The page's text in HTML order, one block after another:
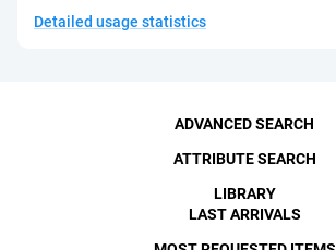
Detailed usage statistics
ADVANCED SEARCH
ATTRIBUTE SEARCH
LIBRARY
LAST ARRIVALS